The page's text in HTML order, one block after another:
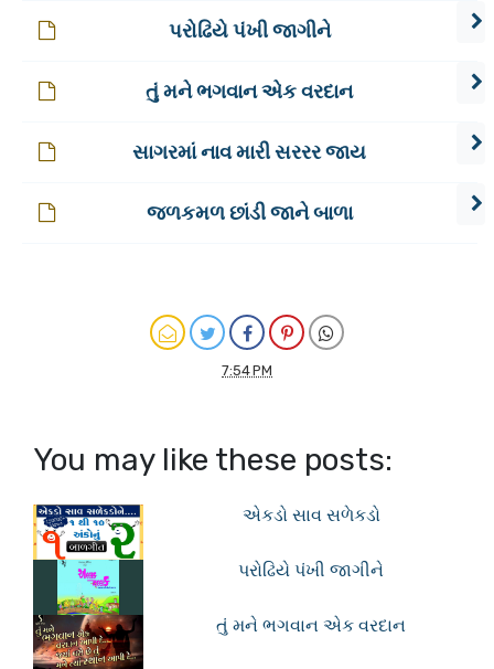
પરોઢિયે પંખી જાગીને
તું મને ભગવાન એક વરદાન
સાગરમાં નાવ મારી સરરર જાય
જળકમળ છાંડી જાને બાળા
7:54 PM
You may like these posts:
એકડો સાવ સળેકડો
પરોઢિયે પંખી જાગીને
તું મને ભગવાન એક વરદાન